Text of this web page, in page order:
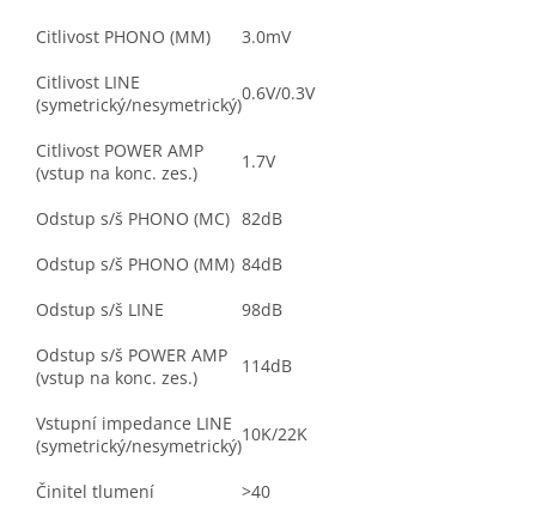
Citlivost PHONO (MM)
3.0mV
Citlivost LINE
(symetrický/nesymetrický)
0.6V/0.3V
Citlivost POWER AMP
(vstup na konc. zes.)
1.7V
Odstup s/š PHONO (MC) 82dB
Odstup s/š PHONO (MM) 84dB
Odstup s/š LINE
98dB
Odstup s/š POWER AMP
(vstup na konc. zes.)
114dB
Vstupní impedance LINE
(symetrický/nesymetrický)
10K/22K
Činitel tlumení
>40